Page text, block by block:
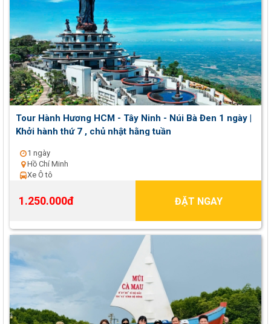
Tour Hành Hương HCM - Tây Ninh - Núi Bà Đen 1 ngày |
Khởi hành thứ 7 , chủ nhật hằng tuần
1 ngày
Hồ Chí Minh
Xe Ô tô
1.250.000đ ĐẶT NGAY